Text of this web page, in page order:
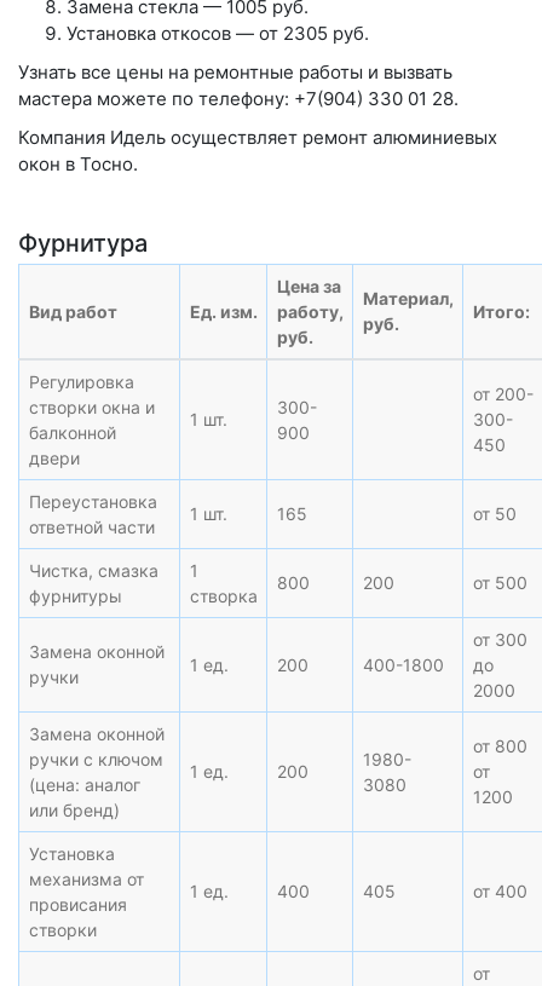
Замена стекла — 1005 руб.
Установка откосов — от 2305 руб.
Узнать все цены на ремонтные работы и вызвать
мастера можете по телефону: +7(904) 330 01 28.
Компания Идель осуществляет ремонт алюминиевых
окон в Тосно.
Фурнитура
Вид работ Ед. изм.
Цена за
работу,
руб.
Материал,
руб.
Итого:
Регулировка
створки окна и
балконной
двери
1 шт.
300-
900
от 200-
300-
450
Переустановка
ответной части
1 шт. 165 от 50
Чистка, смазка
фурнитуры
1
створка
800 200 от 500
Замена оконной
ручки
1 ед. 200 400-1800
от 300
до
2000
Замена оконной
ручки с ключом
(цена: аналог
или бренд)
1 ед. 200
1980-
3080
от 800
от
1200
Установка
механизма от
провисания
створки
1 ед. 400 405 от 400
от